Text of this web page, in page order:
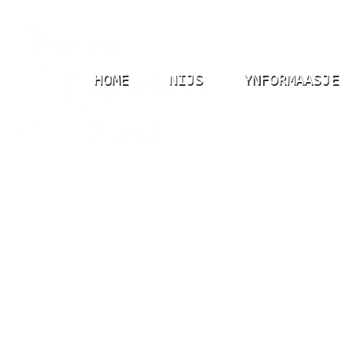
HOME NIJS YNFORMAASJE